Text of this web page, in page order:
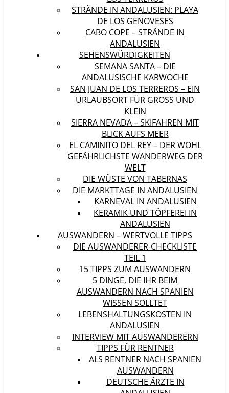
STRÄNDE IN ANDALUSIEN: PLAYA
DE LOS GENOVESES
CABO COPE – STRÄNDE IN
ANDALUSIEN
SEHENSWÜRDIGKEITEN
SEMANA SANTA – DIE
ANDALUSISCHE KARWOCHE
SAN JUAN DE LOS TERREROS – EIN
URLAUBSORT FÜR GROSS UND K
LEIN
SIERRA NEVADA – SKIFAHREN MIT
BLICK AUFS MEER
EL CAMINITO DEL REY – DER WOHL
GEFÄHRLICHSTE WANDERWEG DER
WELT
DIE WÜSTE VON TABERNAS
DIE MARKTTAGE IN ANDALUSIEN
KARNEVAL IN ANDALUSIEN
KERAMIK UND TÖPFEREI IN
ANDALUSIEN
AUSWANDERN – WERTVOLLE TIPPS
DIE AUSWANDERER-CHECKLISTE
TEIL 1
15 TIPPS ZUM AUSWANDERN
5 DINGE, DIE IHR BEIM
AUSWANDERN NACH SPANIEN
WISSEN SOLLTET
LEBENSHALTUNGSKOSTEN IN
ANDALUSIEN
INTERVIEW MIT AUSWANDERERN
TIPPS FÜR RENTNER
ALS RENTNER NACH SPANIEN
AUSWANDERN
DEUTSCHE ÄRZTE IN